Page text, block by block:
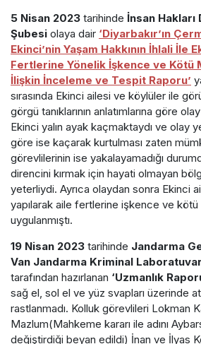
5 Nisan 2023 tarihinde İnsan
Şubesi olaya dair ‘Diyarbakır’ın
Ekinci’nin Yaşam Hakkının İhlali İle
Fertlerine Yönelik İşkence ve Kötü
İlişkin İnceleme ve Tespit Raporu’
sırasında Ekinci ailesi ve köylüler ile
görgü tanıklarının anlatımlarına göre
Ekinci yalın ayak kaçmaktaydı ve olay
göre ise kaçarak kurtulması zaten
görevlilerinin ise yakalayamadığı
direncini kırmak için hayati olmayan
yeterliydi. Ayrıca olaydan sonra Ekinci
yapılarak aile fertlerine işkence ve kötü
uygulanmıştı.
19 Nisan 2023 tarihinde Jandarma
Van Jandarma Kriminal
tarafından hazırlanan ‘Uzmanlık
sağ el, sol el ve yüz svapları üzerinde
rastlanmadı. Kolluk görevlileri Lokman
Mazlum(Mahkeme kararı ile adını
değiştirdiği beyan edildi) İnan ve İlyas